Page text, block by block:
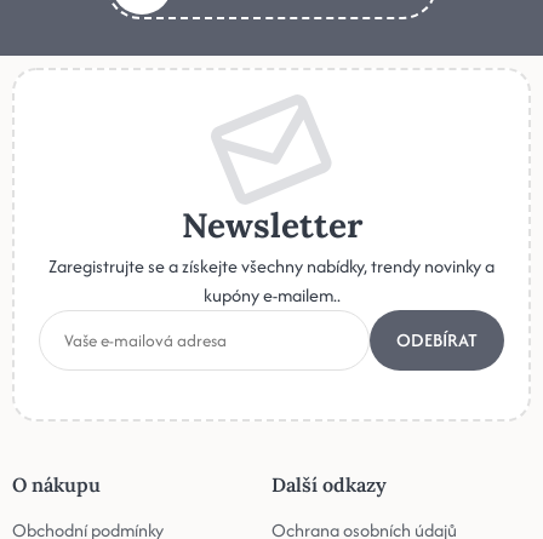
Newsletter
Zaregistrujte se a získejte všechny nabídky, trendy novinky a
kupóny e-mailem..
ODEBÍRAT
O nákupu
Obchodní podmínky
Další odkazy
Ochrana osobních údajů